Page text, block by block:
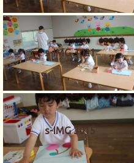
s-IMG 3021
s-IMG 3015